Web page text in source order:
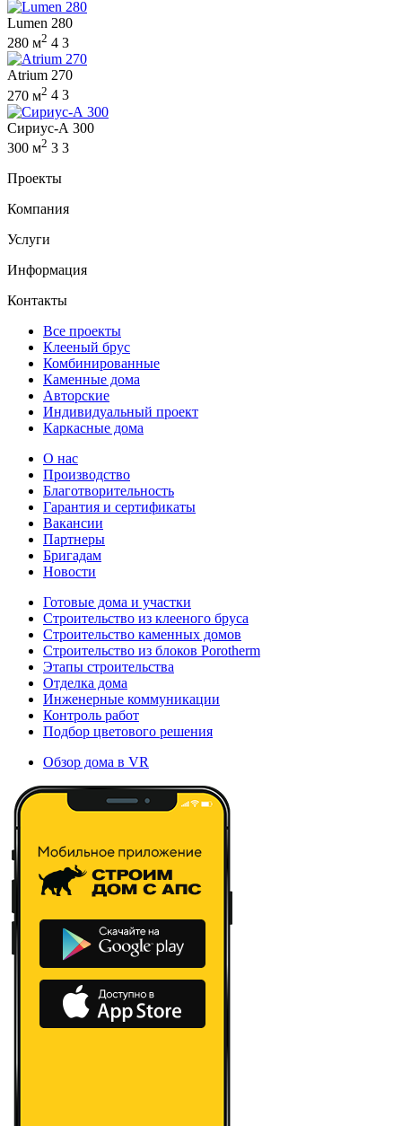
Lumen 280
280 м2 4 3
Atrium 270
270 м2 4 3
Сириус-А 300
300 м2 3 3
Проекты
Компания
Услуги
Информация
Контакты
Все проекты
Клееный брус
Комбинированные
Каменные дома
Авторские
Индивидуальный проект
Каркасные дома
О нас
Производство
Благотворительность
Гарантия и сертификаты
Вакансии
Партнеры
Бригадам
Новости
Готовые дома и участки
Строительство из клееного бруса
Строительство каменных домов
Строительство из блоков Porotherm
Этапы строительства
Отделка дома
Инженерные коммуникации
Контроль работ
Подбор цветового решения
Обзор дома в VR